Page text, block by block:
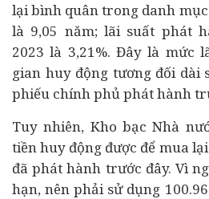
lại bình quân trong danh
là 9,05 năm; lãi suất phát
2023 là 3,21%. Đây là mức
gian huy động tương đối dài
phiếu chính phủ phát hành
Tuy nhiên, Kho bạc Nhà
tiền huy động được để mua
đã phát hành trước đây. Vì
hạn, nên phải sử dụng